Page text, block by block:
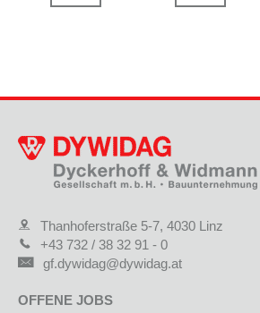
Thanhoferstraße 5-7, 4030 Linz
+43 732 / 38 32 91 - 0
gf.dywidag@dywidag.at
OFFENE JOBS